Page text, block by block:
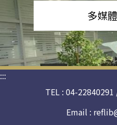
多媒
:::
TEL : 04-22840291
Email :